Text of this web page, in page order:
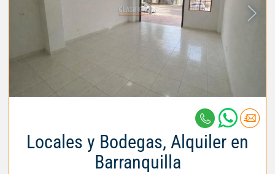
Locales y Bodegas, Alquiler en
Barranquilla